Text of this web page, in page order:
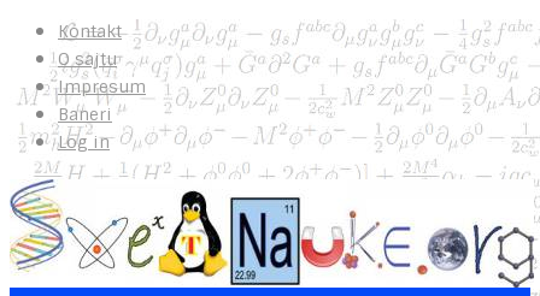
Kontakt
O sajtu
Impresum
Baneri
Log in